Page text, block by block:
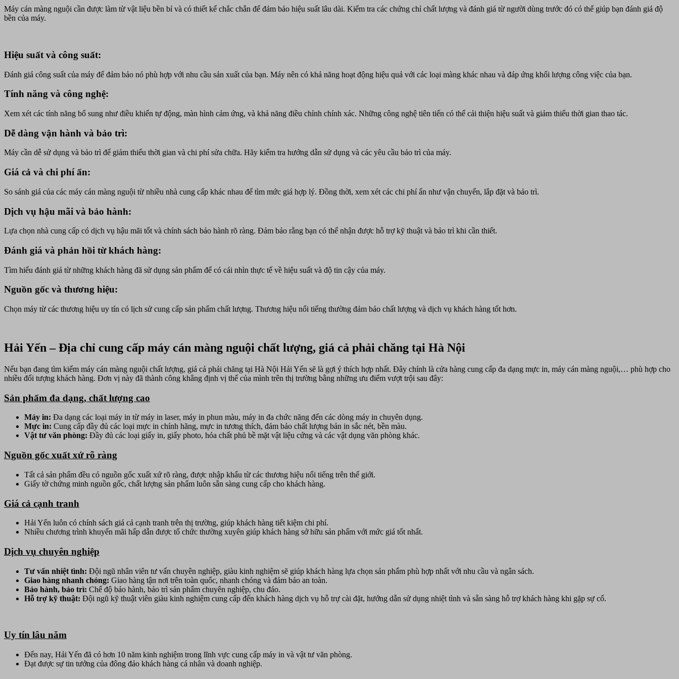
tại
Máy cán màng nguội cần được làm từ vật liệu bền bỉ và có thiết kế chắc chắn để đảm bảo hiệu suất lâu dài. Kiểm tra các chứng chỉ chất lượng và đánh giá từ người dùng trước đó có thể giúp bạn đánh giá độ
bền của máy.
Hiệu suất và công suất:
Đánh giá công suất của máy để đảm bảo nó phù hợp với nhu cầu sản xuất của bạn. Máy nên có khả năng hoạt động hiệu quả với các loại màng khác nhau và đáp ứng khối lượng công việc của bạn.
Tính năng và công nghệ:
Xem xét các tính năng bổ sung như điều khiển tự động, màn hình cảm ứng, và khả năng điều chỉnh chính xác. Những công nghệ tiên tiến có thể cải thiện hiệu suất và giảm thiểu thời gian thao tác.
Dễ dàng vận hành và bảo trì:
Máy cần dễ sử dụng và bảo trì để giảm thiểu thời gian và chi phí sửa chữa. Hãy kiểm tra hướng dẫn sử dụng và các yêu cầu bảo trì của máy.
Giá cả và chi phí ẩn:
So sánh giá của các máy cán màng nguội từ nhiều nhà cung cấp khác nhau để tìm mức giá hợp lý. Đồng thời, xem xét các chi phí ẩn như vận chuyển, lắp đặt và bảo trì.
Dịch vụ hậu mãi và bảo hành:
Lựa chọn nhà cung cấp có dịch vụ hậu mãi tốt và chính sách bảo hành rõ ràng. Đảm bảo rằng bạn có thể nhận được hỗ trợ kỹ thuật và bảo trì khi cần thiết.
Đánh giá và phản hồi từ khách hàng:
Tìm hiểu đánh giá từ những khách hàng đã sử dụng sản phẩm để có cái nhìn thực tế về hiệu suất và độ tin cậy của máy.
Nguồn gốc và thương hiệu:
Chọn máy từ các thương hiệu uy tín có lịch sử cung cấp sản phẩm chất lượng. Thương hiệu nổi tiếng thường đảm bảo chất lượng và dịch vụ khách hàng tốt hơn.
Hải Yến – Địa chỉ cung cấp máy cán màng nguội chất lượng, giá cả phải chăng tại Hà Nội
Nếu bạn đang tìm kiếm máy cán màng nguội chất lượng, giá cả phải chăng tại Hà Nội Hải Yến sẽ là gợi ý thích hợp nhất. Đây chính là cửa hàng cung cấp đa dạng mực in, máy cán màng nguội,… phù hợp cho
nhiều đối tượng khách hàng. Đơn vị này đã thành công khẳng định vị thế của mình trên thị trường bằng những ưu điểm vượt trội sau đây:
Sản phẩm đa dạng, chất lượng cao
Máy in: Đa dạng các loại máy in từ máy in laser, máy in phun màu, máy in đa chức năng đến các dòng máy in chuyên dụng.
Mực in: Cung cấp đầy đủ các loại mực in chính hãng, mực in tương thích, đảm bảo chất lượng bản in sắc nét, bền màu.
Vật tư văn phòng: Đầy đủ các loại giấy in, giấy photo, hóa chất phủ bề mặt vật liệu cứng và các vật dụng văn phòng khác.
Nguồn gốc xuất xứ rõ ràng
Tất cả sản phẩm đều có nguồn gốc xuất xứ rõ ràng, được nhập khẩu từ các thương hiệu nổi tiếng trên thế giới.
Giấy tờ chứng minh nguồn gốc, chất lượng sản phẩm luôn sẵn sàng cung cấp cho khách hàng.
Giá cả cạnh tranh
Hải Yến luôn có chính sách giá cả cạnh tranh trên thị trường, giúp khách hàng tiết kiệm chi phí.
Nhiều chương trình khuyến mãi hấp dẫn được tổ chức thường xuyên giúp khách hàng sở hữu sản phẩm với mức giá tốt nhất.
Dịch vụ chuyên nghiệp
Tư vấn nhiệt tình: Đội ngũ nhân viên tư vấn chuyên nghiệp, giàu kinh nghiệm sẽ giúp khách hàng lựa chọn sản phẩm phù hợp nhất với nhu cầu và ngân sách.
Giao hàng nhanh chóng: Giao hàng tận nơi trên toàn quốc, nhanh chóng và đảm bảo an toàn.
Bảo hành, bảo trì: Chế độ bảo hành, bảo trì sản phẩm chuyên nghiệp, chu đáo.
Hỗ trợ kỹ thuật: Đội ngũ kỹ thuật viên giàu kinh nghiệm cung cấp đến khách hàng dịch vụ hỗ trự cài đặt, hướng dẫn sử dụng nhiệt tình và sẵn sàng hỗ trợ khách hàng khi gặp sự cố.
Uy tín lâu năm
Đến nay, Hải Yến đã có hơn 10 năm kinh nghiệm trong lĩnh vực cung cấp máy in và vật tư văn phòng.
Đạt được sự tin tưởng của đông đảo khách hàng cá nhân và doanh nghiệp.